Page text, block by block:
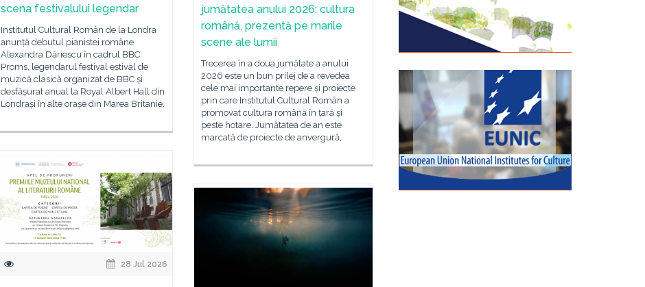
jumătatea anului 2026: cultura
română, prezentă pe marile
scene ale lumii
Trecerea în a doua jumătate a anului
2026 este un bun prilej de a revedea
cele mai importante repere și proiecte
prin care Institutul Cultural Român a
promovat cultura română în țară și
peste hotare. Jumătatea de an este
marcată de proiecte de anvergură,
scena festivalului legendar
Institutul Cultural Român de la Londra
anunță debutul pianistei române
Alexandra Dăriescu în cadrul BBC
Proms, legendarul festival estival de
muzică clasică organizat de BBC și
desfășurat anual la Royal Albert Hall din
Londrași în alte orașe din Marea Britanie.
28 Jul 2026